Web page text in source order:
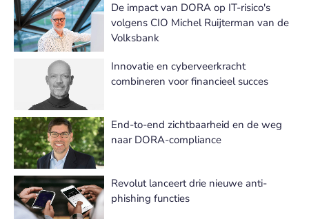
De impact van DORA op IT-risico's
volgens CIO Michel Ruijterman van de
Volksbank
Innovatie en cyberveerkracht
combineren voor financieel succes
End-to-end zichtbaarheid en de weg
naar DORA-compliance
Revolut lanceert drie nieuwe anti-
phishing functies